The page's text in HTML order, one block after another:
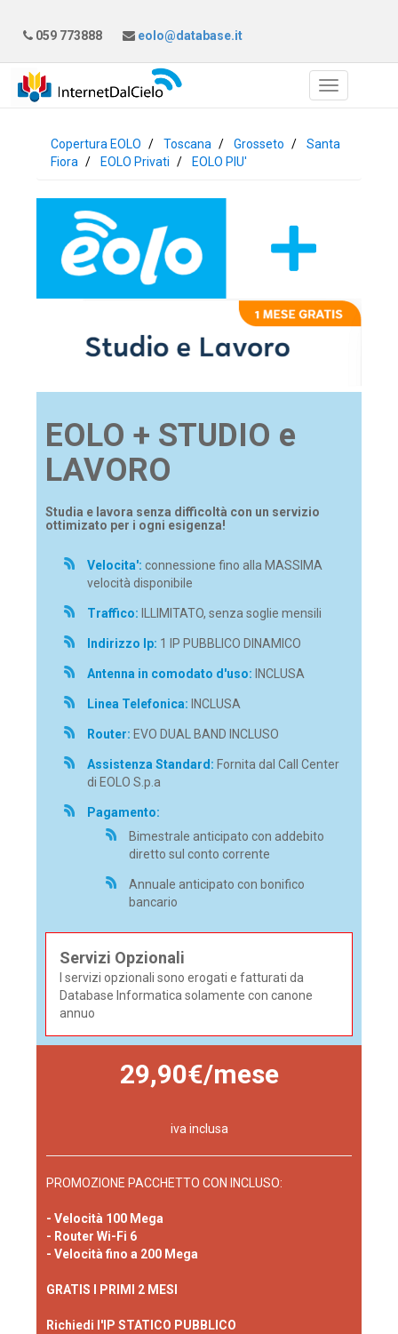
059 773888 eolo@database.it
Copertura EOLO Toscana Grosseto
Santa
Fiora
EOLO Privati EOLO PIU'
EOLO + STUDIO e
LAVORO
Studia e lavora senza difficoltà con un servizio
ottimizato per i ogni esigenza!
Velocita': connessione fino alla MASSIMA
velocità disponibile
Traffico: ILLIMITATO, senza soglie mensili
Indirizzo Ip: 1 IP PUBBLICO DINAMICO
Antenna in comodato d'uso: INCLUSA
Linea Telefonica: INCLUSA
Router: EVO DUAL BAND INCLUSO
Assistenza Standard: Fornita dal Call Center
di EOLO S.p.a
Pagamento:
Bimestrale anticipato con addebito
diretto sul conto corrente
Annuale anticipato con bonifico
bancario
Servizi Opzionali
I servizi opzionali sono erogati e fatturati da
Database Informatica solamente con canone
annuo
29,90€/mese
iva inclusa
PROMOZIONE PACCHETTO CON INCLUSO:
- Velocità 100 Mega
- Router Wi-Fi 6
- Velocità fino a 200 Mega
GRATIS I PRIMI 2 MESI
Richiedi l'IP STATICO PUBBLICO